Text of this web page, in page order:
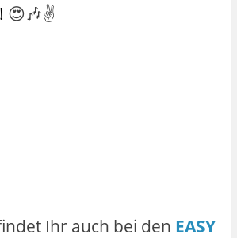
😍🎶✌️
Ihr auch bei den EASY